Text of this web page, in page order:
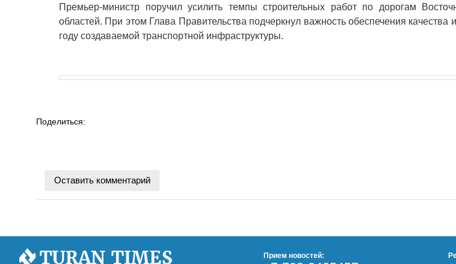
Премьер-министр поручил усилить темпы строительных работ по дорогам
областей. При этом Глава Правительства подчеркнул важность обеспечения качества
году создаваемой транспортной инфраструктуры.
Поделиться:
Оставить комментарий
Прием новостей: